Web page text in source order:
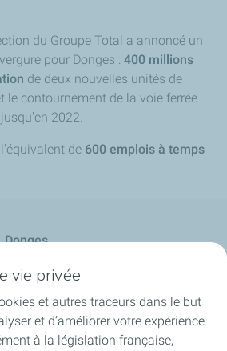
du Groupe Total a annoncé un
pour Donges : 400 millions
de deux nouvelles unités de
le contournement de la voie ferrée
2022.
de 600 emplois à temps
vie privée
et autres traceurs dans le but
et d’améliorer votre expérience
à la législation française,